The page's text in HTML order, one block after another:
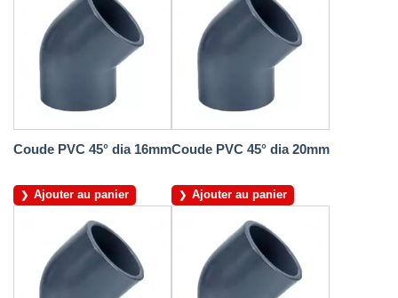
Coude PVC 45° dia 16mm
Ajouter au panier
Coude PVC 45° dia 20mm
Ajouter au panier